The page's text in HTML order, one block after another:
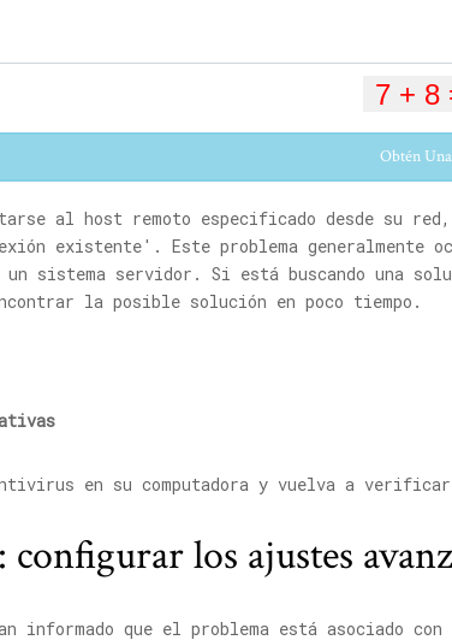
Obtén
al host remoto especificado desde su
existente'. Este problema generalmente
sistema servidor. Si está buscando una
la posible solución en poco tiempo.
en su computadora y vuelva a
configurar los ajustes
informado que el problema está asociado con